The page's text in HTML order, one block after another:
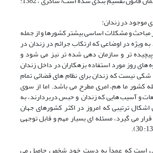
مباحث و مشکلات اساسی بیشتر کشورها و از جمله
ویژه در اوضاعی که ارتکاب جرائم در زندان در
تر و سازمان دهی شده تر نیز می شود و
های روز مورد استفاده بزهکاران در داخل زندان
شکی نیست که زندان برای نظام های قضائی تمام
کشور ما هم، امری مطرح می باشد. اما از سوی
و آسیب هایی که زندان و حبس دربردارند، به
ترتیبی که امروز در اکثر کشورهای جهان
می گیرد، مسئله ای بسیار مهم و قابل توجهی